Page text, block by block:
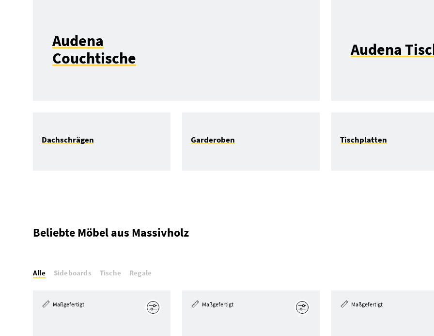
Audena
Couchtische
Audena
Dachschrägen Garderoben Tischplatten
Beliebte Möbel aus Massivholz
Alle Sideboards Tische Regale
Maßgefertigt Maßgefertigt Maßgefertigt